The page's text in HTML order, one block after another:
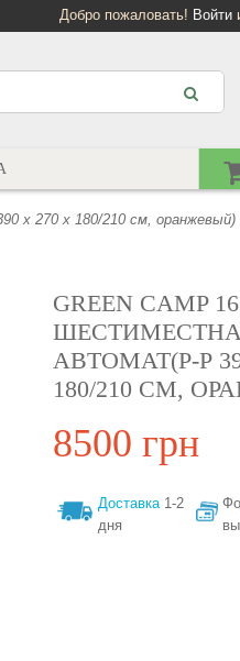
Добро пожаловать! Войти
х 270 х 180/210 см, оранжевый)
GREEN CAMP
АВТОМАТ(Р-Р
180/210 СМ,
8500 грн
Доставка1-2
дня